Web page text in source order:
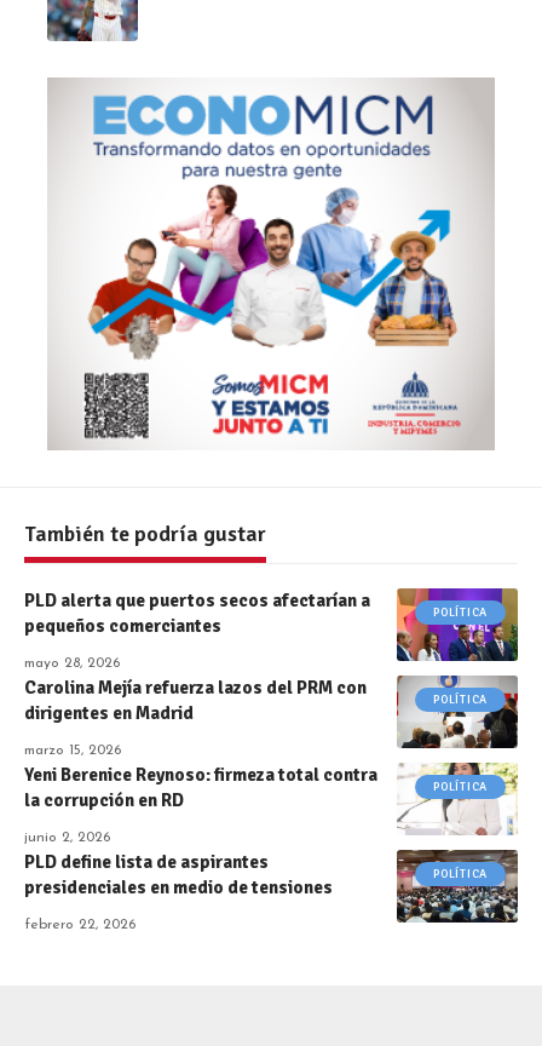
También te podría gustar
POLÍTICA
PLD alerta que puertos secos afectarían a
pequeños comerciantes
mayo 28, 2026
POLÍTICA
Carolina Mejía refuerza lazos del PRM con
dirigentes en Madrid
marzo 15, 2026
POLÍTICA
Yeni Berenice Reynoso: firmeza total contra
la corrupción en RD
junio 2, 2026
POLÍTICA
PLD define lista de aspirantes
presidenciales en medio de tensiones
febrero 22, 2026